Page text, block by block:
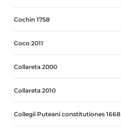
Cochin 1758
Coco 2011
Collareta 2000
Collareta 2010
Collegii Puteani constitutiones 1668